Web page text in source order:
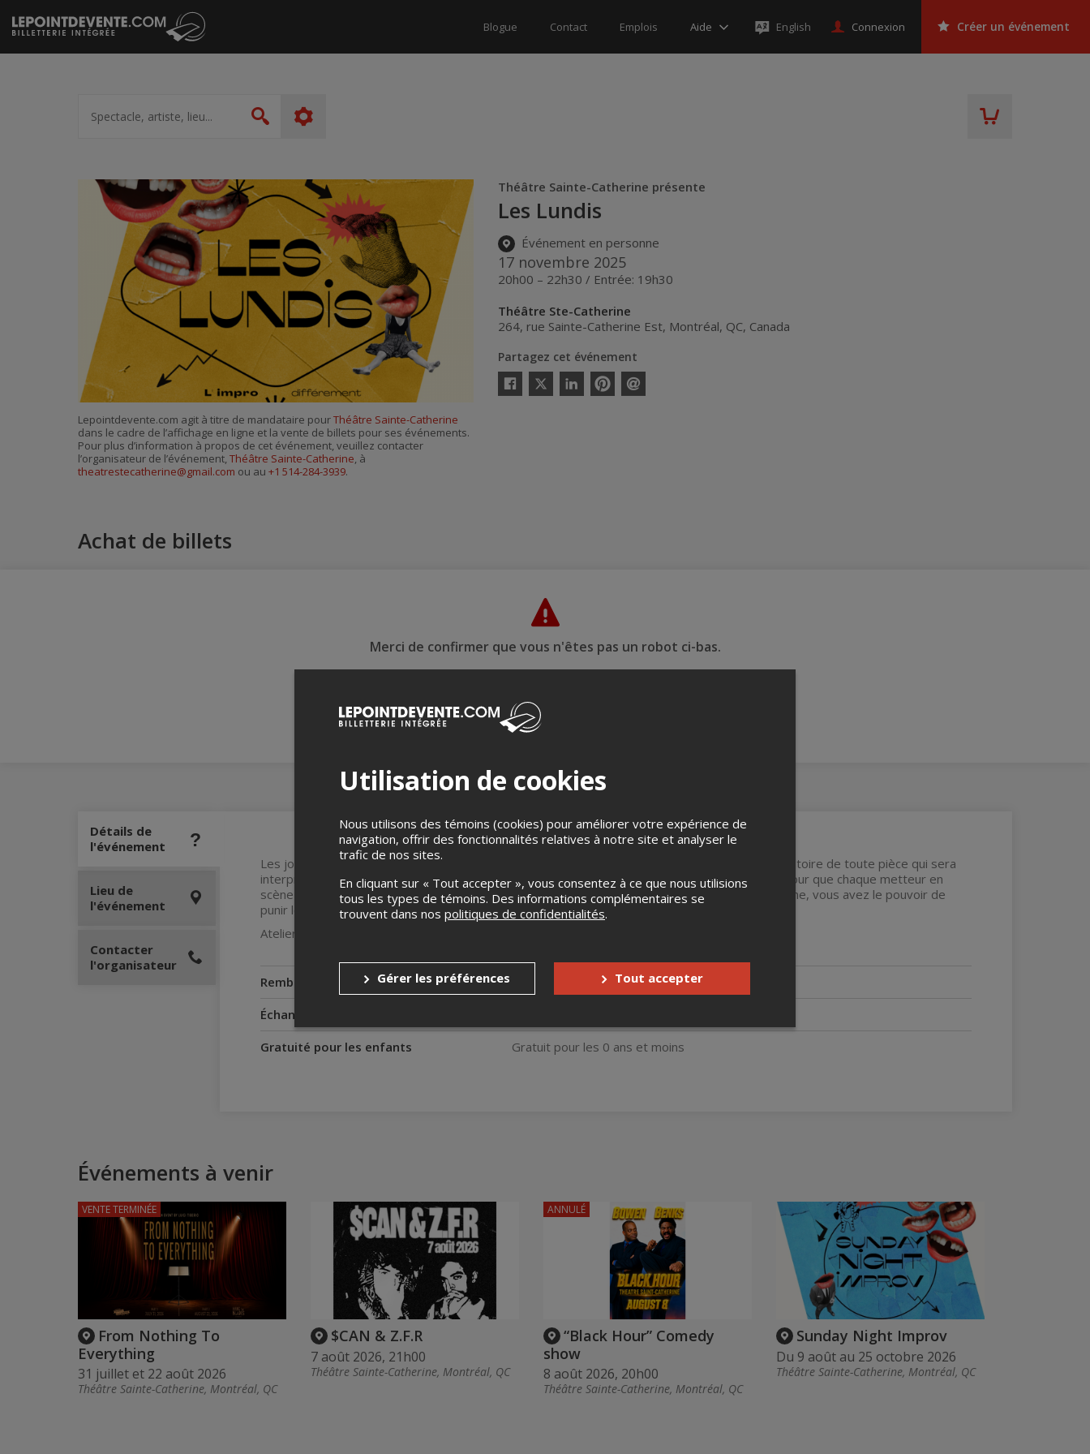
Passer
au
contenu
Blogue Contact Emplois Aide English Connexion Créer un événement
artiste,
lieu...
Rechercher
Théâtre Sainte-Catherine présente
Les Lundis
Événement en personne
17 novembre 2025
20h00 – 22h30 / Entrée: 19h30
Théâtre Ste-Catherine
264, rue Sainte-Catherine Est, Montréal, QC, Canada
Partagez cet événement
Facebook
Twitter
LinkedinPinterestEnvoyer
Lepointdevente.com agit à titre de mandataire pourThéâtre Sainte-Catherine
dans le cadre de l’affichage en ligne et la vente de billets pour ses événements.
Pour plus d’information à propos de cet événement, veuillez contacter
l’organisateur de l’événement, Théâtre Sainte-Catherine, à
theatrestecatherine@gmail.com ou au +1 514-284-3939.
Achat de billets
Merci de confirmer que vous n'êtes pas un robot ci-bas.
Détails de
l'événement
Les joueurs se placeront, à tour de rôle, dans le corps d'un metteur en scène pour créer une histoire de toute pièce qui sera
interprétée par les autres joueurs. C’est vous, public, qui choisissez si vous avez aimé ou non pour que chaque metteur en
scène gagne le plus de scènes possible tout au long de la soirée. Si vous n'avez pas aimé la scène, vous avez le pouvoir de
punir les metteurs en scène avant de passer à la suivante !
Atelier gratuit de 17h à 20h, tous les lundis.
Remboursements
Jusqu'à 7 jours avant l'événement
Échanges
Gratuité pour les enfants
Gratuit pour les 0 ans et moins
Lieu de
l'événement
Contacter
l'organisateur
Événements à venir
From Nothing To
Everything
31 juillet et 22 août 2026
Théâtre Sainte-Catherine, Montréal, QC
VENTE TERMINÉE
$CAN & Z.F.R
7 août 2026, 21h00
Théâtre Sainte-Catherine, Montréal, QC
“Black Hour” Comedy
show
8 août 2026, 20h00
Théâtre Sainte-Catherine, Montréal, QC
ANNULÉ
Sunday Night Improv
Du 9 août au 25 octobre 2026
Théâtre Sainte-Catherine, Montréal, QC
Utilisation de cookies
Nous utilisons des témoins (cookies) pour améliorer votre expérience de
navigation, offrir des fonctionnalités relatives à notre site et analyser le
trafic de nos sites.
En cliquant sur « Tout accepter », vous consentez à ce que nous utilisions
tous les types de témoins. Des informations complémentaires se
trouvent dans nos politiques de confidentialités.
Gérer les préférences Tout accepter